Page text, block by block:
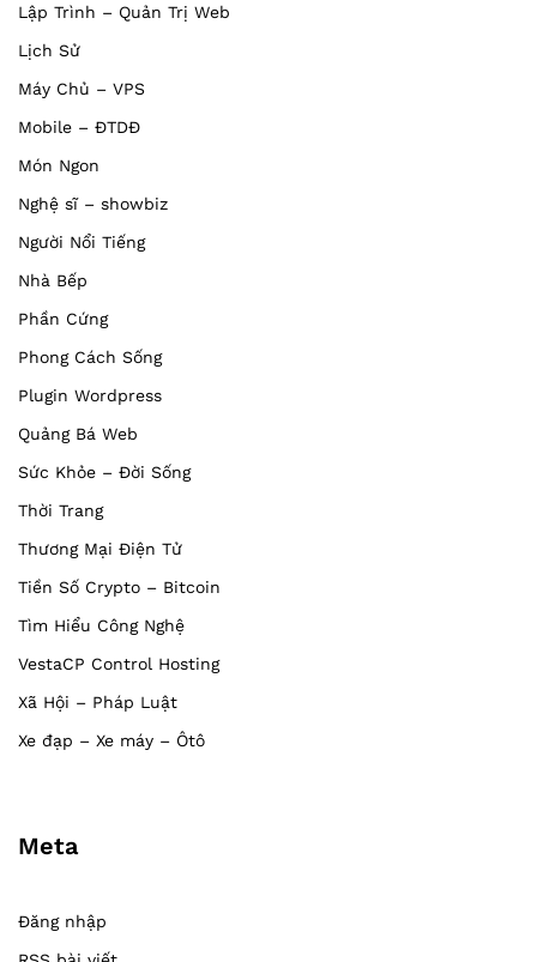
Lập Trình – Quản Trị Web
Lịch Sử
Máy Chủ – VPS
Mobile – ĐTDĐ
Món Ngon
Nghệ sĩ – showbiz
Người Nổi Tiếng
Nhà Bếp
Phần Cứng
Phong Cách Sống
Plugin Wordpress
Quảng Bá Web
Sức Khỏe – Đời Sống
Thời Trang
Thương Mại Điện Tử
Tiền Số Crypto – Bitcoin
Tìm Hiểu Công Nghệ
VestaCP Control Hosting
Xã Hội – Pháp Luật
Xe đạp – Xe máy – Ôtô
Meta
Đăng nhập